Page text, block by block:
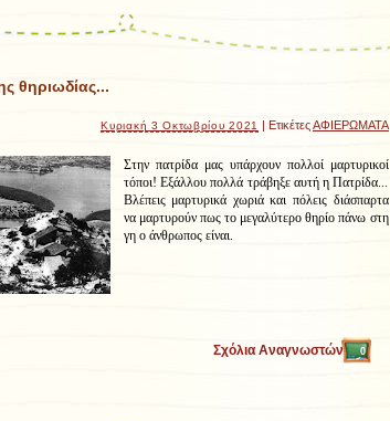
θηριωδίας...
Κυριακή 3 Οκτωβρίου 2021 | ΕτικέτεςΑΦΙΕΡΩΜΑΤΑ
Στην πατρίδα μας υπάρχουν πολλοί μαρτυρικοί
τόποι! Εξάλλου πολλά τράβηξε αυτή η Πατρίδα...
Βλέπεις μαρτυρικά χωριά και πόλεις διάσπαρτα
να μαρτυρούν πως το μεγαλύτερο θηρίο πάνω στη
γη ο άνθρωπος είναι.
Σχόλια Αναγνωστών 0